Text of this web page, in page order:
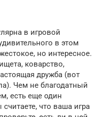
в игровой
в этом
но интересное.
коварство,
дружба (вот
Чем не благодатный
есть еще один
что ваша игра